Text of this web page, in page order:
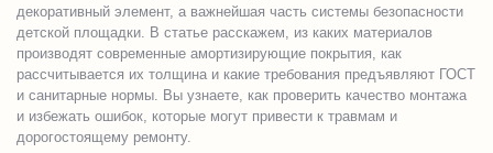
декоративный элемент, а важнейшая часть системы безопасности
детской площадки. В статье расскажем, из каких материалов
производят современные амортизирующие покрытия, как
рассчитывается их толщина и какие требования предъявляют ГОСТ
и санитарные нормы. Вы узнаете, как проверить качество монтажа
и избежать ошибок, которые могут привести к травмам и
дорогостоящему ремонту.